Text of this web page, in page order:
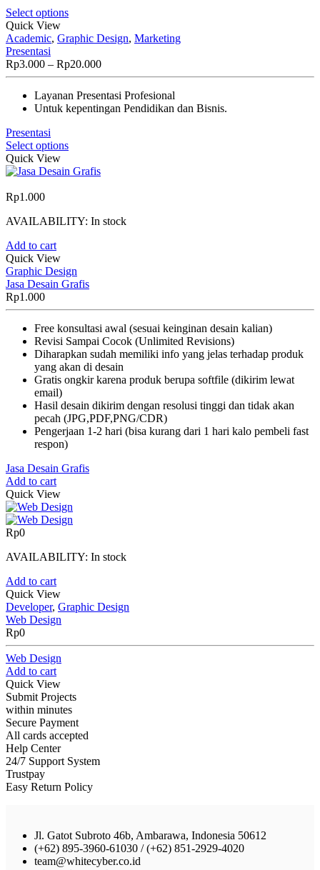
Select options
Quick View
Academic, Graphic Design, Marketing
Presentasi
Rp3.000 – Rp20.000Price
range:
Rp3.000
through
Rp20.000
Layanan Presentasi Profesional
Untuk kepentingan Pendidikan dan Bisnis.
Presentasi
Select options
Quick View
Rp1.000
AVAILABILITY: In stock
Add to cart
Quick View
Graphic Design
Jasa Desain Grafis
Rp1.000
Free konsultasi awal (sesuai keinginan desain kalian)
Revisi Sampai Cocok (Unlimited Revisions)
Diharapkan sudah memiliki info yang jelas terhadap produk
yang akan di desain
Gratis ongkir karena produk berupa softfile (dikirim lewat
email)
Hasil desain dikirim dengan resolusi tinggi dan tidak akan
pecah (JPG,PDF,PNG/CDR)
Pengerjaan 1-2 hari (bisa kurang dari 1 hari kalo pembeli fast
respon)
Jasa Desain Grafis
Add to cart
Quick View
Rp0
AVAILABILITY: In stock
Add to cart
Quick View
Developer, Graphic Design
Web Design
Rp0
Web Design
Add to cart
Quick View
Submit Projects
within minutes
Secure Payment
All cards accepted
Help Center
24/7 Support System
Trustpay
Easy Return Policy
Jl. Gatot Subroto 46b, Ambarawa, Indonesia 50612
(+62) 895-3960-61030 / (+62) 851-2929-4020
team@whitecyber.co.id